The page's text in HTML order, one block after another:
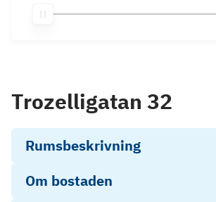
Trozelligatan 32
Rumsbeskrivning
Om bostaden